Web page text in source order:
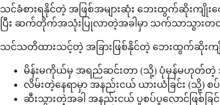
သင်ခံစားရနိုင်တဲ့ အဖြစ်အများဆုံး ဘေးထွက်ဆိုးကျို
ပြီး ဆက်တိုက်အသုံးပြုလာတဲ့အခါမှာ သက်သာသွားတ
သင်သတိထားသင့်တဲ့ အခြားဖြစ်နိုင်တဲ့ ဘေးထွက်ဆိုးက
မိန်းမကိုယ်မှ အရည်ဆင်းတာ (သို့) ပုံမှန်မဟုတ်တဲ့
လိမ်းတဲ့နေရာမှာ အနည်းငယ် ယားယံခြင်း (သို့) စပ်ဖျ
ဆီးသွားတဲ့အခါ အနည်းငယ် ပူစပ်ပူလောင်ဖြစ်ခြင်